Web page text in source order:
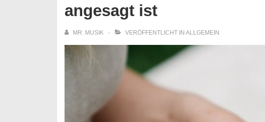
angesagt ist
MR. MUSIK VERÖFFENTLICHT IN ALLGEMEIN